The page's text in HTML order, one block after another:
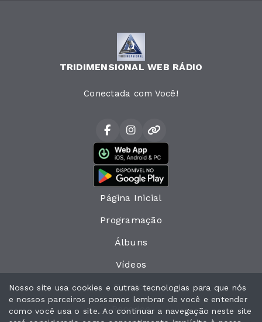
TRIDIMENSIONAL WEB RÁDIO
Conectada com Você!
Página Inicial
Programação
Álbuns
Vídeos
Eventos
Recados
Nosso site usa cookies e outras tecnologias para que nós
e nossos parceiros possamos lembrar de você e entender
como você usa o site. Ao continuar a navegação neste site